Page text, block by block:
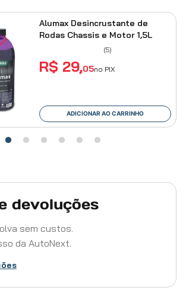
Alumax Desincrustante de
Rodas Chassis e Motor 1,5L
(5)
R$ 29,05no PIX
ADICIONAR AO CARRINHO
devoluções
sem custos.
da AutoNext.